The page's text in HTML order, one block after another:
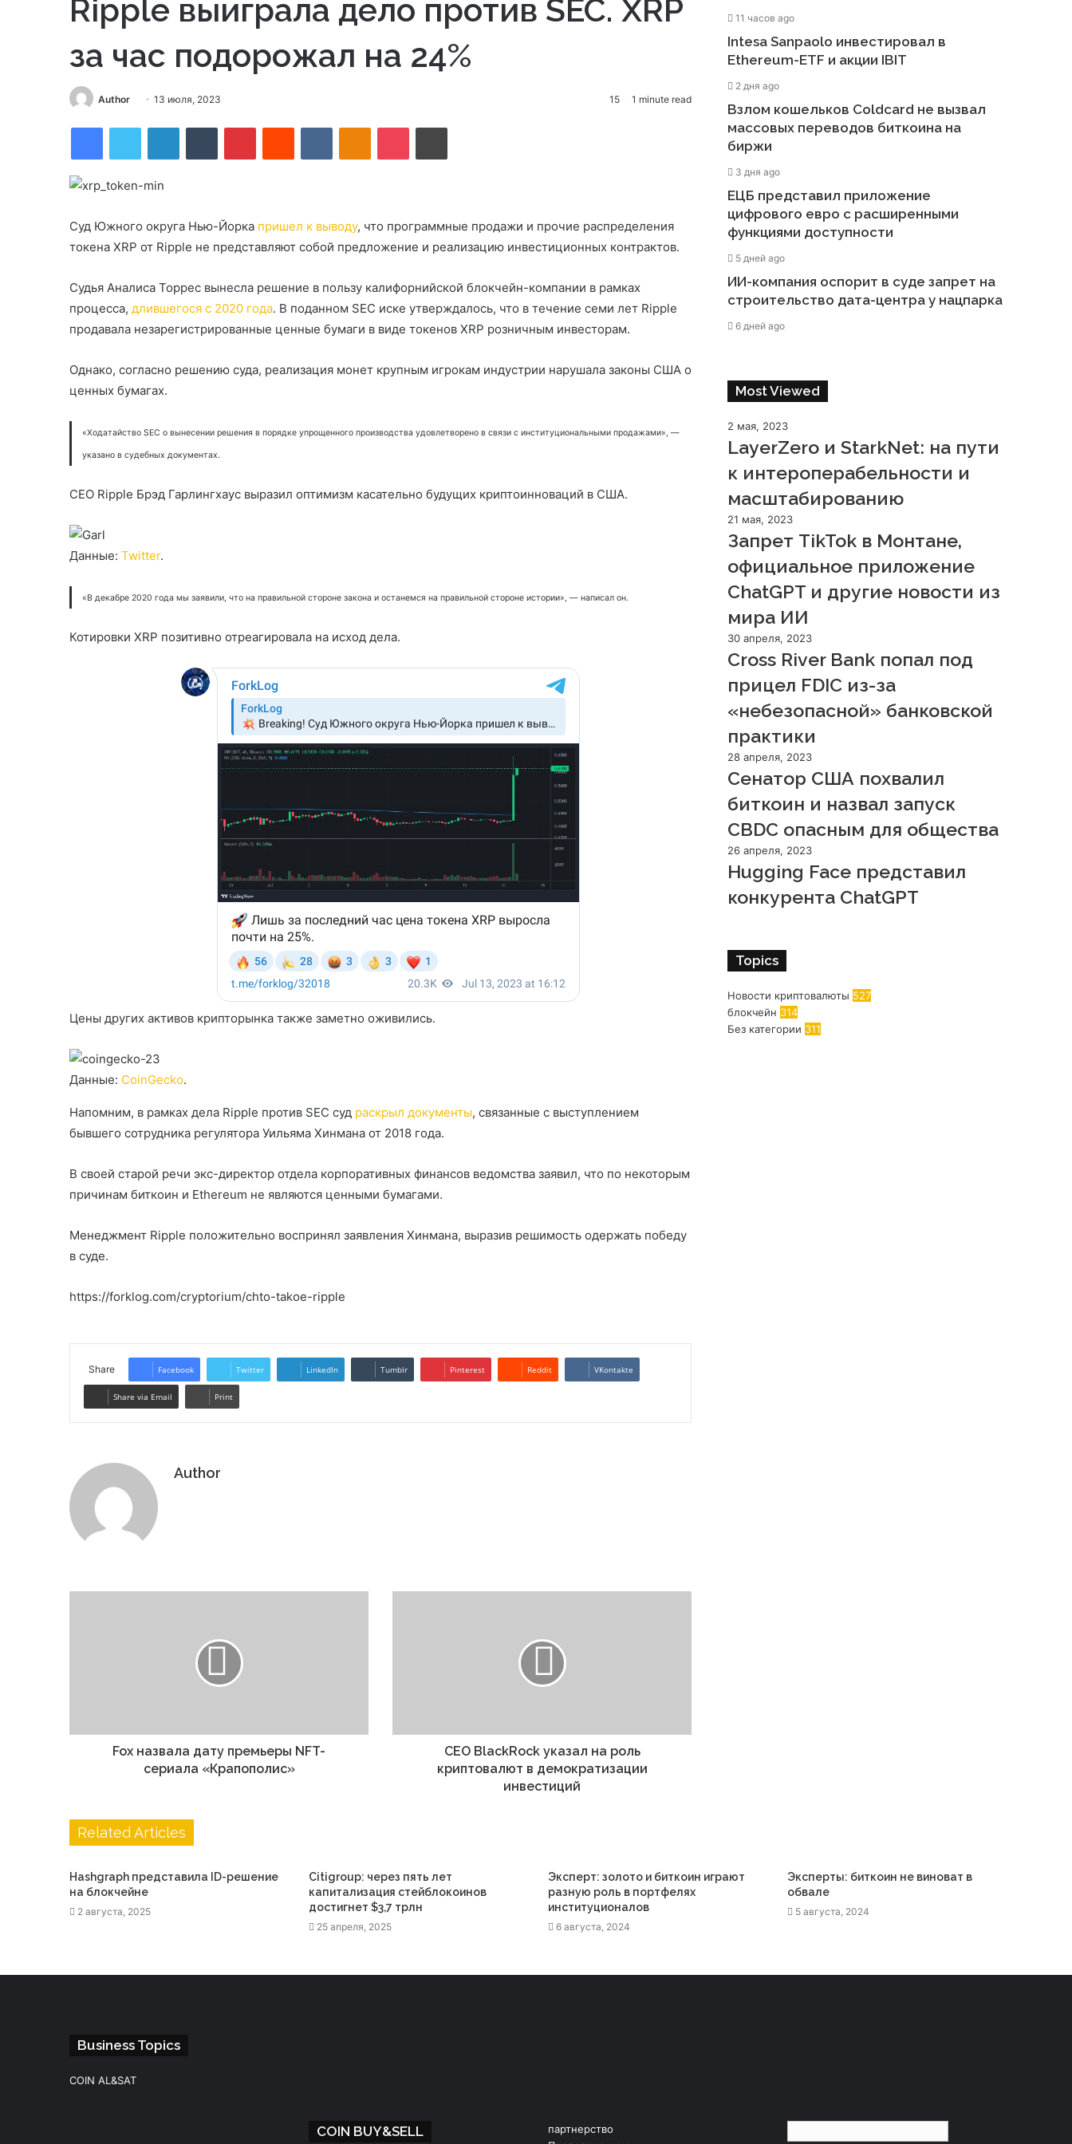
Ripple выиграла дело против SEC. XRP
за час подорожал на 24%
Author
Send13 июля, 2023 15 1 minute read
FacebookTwitter LinkedInTumblr PinterestReddit VKontakteOdnoklassniki
Pocket Print
Суд Южного округа Нью-Йорка пришел к выводу, что программные продажи и прочие распределения
токена XRP от Ripple не представляют собой предложение и реализацию инвестиционных контрактов.
Судья Аналиса Торрес вынесла решение в пользу калифорнийской блокчейн-компании в рамках
процесса, длившегося с 2020 года. В поданном SEC иске утверждалось, что в течение семи лет Ripple
продавала незарегистрированные ценные бумаги в виде токенов XRP розничным инвесторам.
Однако, согласно решению суда, реализация монет крупным игрокам индустрии нарушала законы США о
ценных бумагах.
«Ходатайство SEC о вынесении решения в порядке упрощенного производства удовлетворено в связи с институциональными продажами», —
указано в судебных документах.
CEO Ripple Брэд Гарлингхаус выразил оптимизм касательно будущих криптоинноваций в США.
Данные: Twitter.
«В декабре 2020 года мы заявили, что на правильной стороне закона и останемся на правильной стороне истории», — написал он.
Котировки XRP позитивно отреагировала на исход дела.
Цены других активов крипторынка также заметно оживились.
Данные: CoinGecko.
Напомним, в рамках дела Ripple против SEC суд раскрыл документы, связанные с выступлением
бывшего сотрудника регулятора Уильяма Хинмана от 2018 года.
В своей старой речи экс-директор отдела корпоративных финансов ведомства заявил, что по некоторым
причинам биткоин и Ethereum не являются ценными бумагами.
Менеджмент Ripple положительно воспринял заявления Хинмана, выразив решимость одержать победу
в суде.
https://forklog.com/cryptorium/chto-takoe-ripple
Share Facebook Twitter LinkedIn Tumblr Pinterest Reddit VKontakte
Share via Email Print
Author
Fox назвала дату премьеры NFT-
сериала «Крапополис»
CEO BlackRock указал на роль
криптовалют в демократизации
инвестиций
11 часов ago
Intesa Sanpaolo инвестировал в
Ethereum-ETF и акции IBIT
2 дня ago
Взлом кошельков Coldcard не вызвал
массовых переводов биткоина на
биржи
3 дня ago
ЕЦБ представил приложение
цифрового евро с расширенными
функциями доступности
5 дней ago
ИИ-компания оспорит в суде запрет на
строительство дата-центра у нацпарка
6 дней ago
Most Viewed
2 мая, 2023
LayerZero и StarkNet: на пути
к интероперабельности и
масштабированию
21 мая, 2023
Запрет TikTok в Монтане,
официальное приложение
ChatGPT и другие новости из
мира ИИ
30 апреля, 2023
Cross River Bank попал под
прицел FDIC из-за
«небезопасной» банковской
практики
28 апреля, 2023
Сенатор США похвалил
биткоин и назвал запуск
CBDC опасным для общества
26 апреля, 2023
Hugging Face представил
конкурента ChatGPT
Topics
Новости криптовалюты 527
блокчейн 314
Без категории 311
Related Articles
Hashgraph представила ID-решение
на блокчейне
2 августа, 2025
Citigroup: через пять лет
капитализация стейблокоинов
достигнет $3,7 трлн
25 апреля, 2025
Эксперт: золото и биткоин играют
разную роль в портфелях
институционалов
6 августа, 2024
Эксперты: биткоин не виноват в
обвале
5 августа, 2024
Business Topics
COIN AL&SAT
COIN BUY&SELL
партнерство